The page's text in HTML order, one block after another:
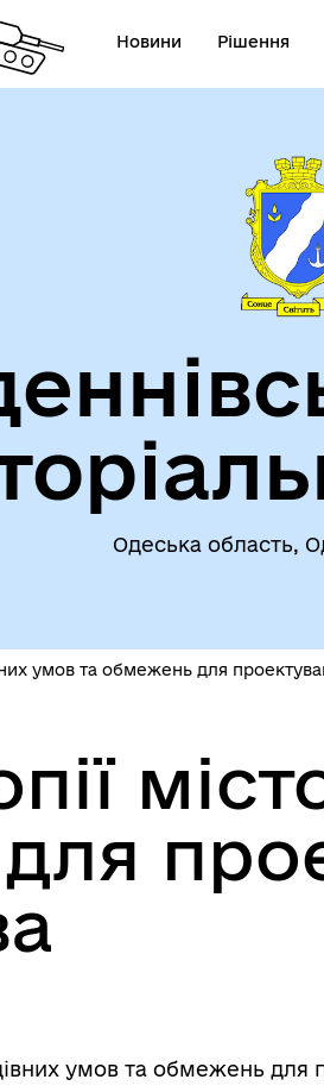
Новини Рішення
особам (ВПО)Одеська область,
умов та обмежень для
умов та обмежень для